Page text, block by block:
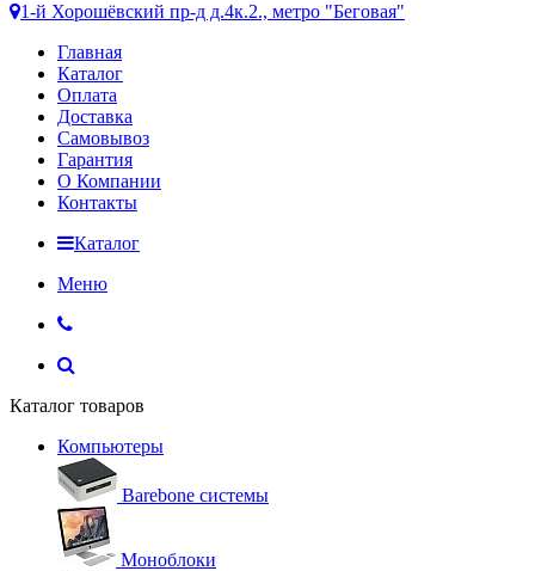
1-й Хорошёвский пр-д д.4к.2., метро "Беговая"
Главная
Каталог
Оплата
Доставка
Самовывоз
Гарантия
О Компании
Контакты
Каталог
Меню
Каталог товаров
Компьютеры
Barebone системы
Моноблоки